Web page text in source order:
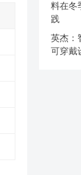
料在冬
践
英杰：
可穿戴